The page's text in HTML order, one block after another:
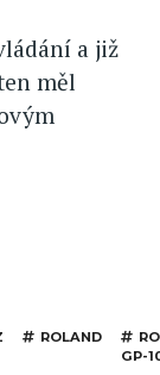
a již
měl
ROLAND
GP-